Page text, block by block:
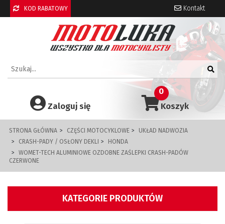
KOD RABATOWY Kontakt
Koszyk
0
Zaloguj się
STRONA GŁÓWNA CZĘŚCI MOTOCYKLOWE
UKŁAD NADWOZIA
CRASH-PADY / OSŁONY DEKLI
HONDA
WOMET-TECH ALUMINIOWE OZDOBNE ZAŚLEPKI CRASH-PADÓW
CZERWONE
KATEGORIE PRODUKTÓW